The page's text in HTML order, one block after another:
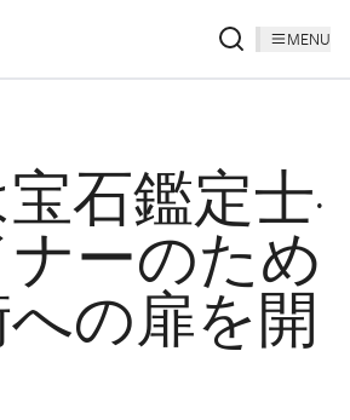
MENU
石鑑定士·
ーのため
の扉を開